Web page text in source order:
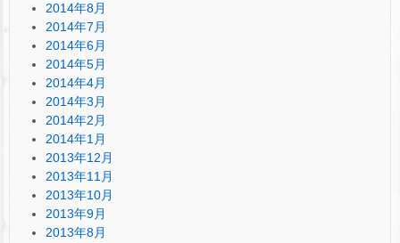
2014年8月
2014年7月
2014年6月
2014年5月
2014年4月
2014年3月
2014年2月
2014年1月
2013年12月
2013年11月
2013年10月
2013年9月
2013年8月